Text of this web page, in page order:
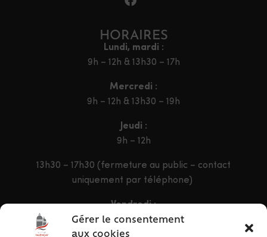
Gérer le consentement
aux cookies
HORAIRES
Lundi, mardi :
9h – 12h & 13h30 – 17h
Mercredi :
9h – 12h & 13h30 – 19h
Jeudi :
9h – 12h
13h30 – 17h30 (fermeture au public – contact
uniquement par téléphone)
Vendredi :
9h – 12h & 13h30 – 16h30